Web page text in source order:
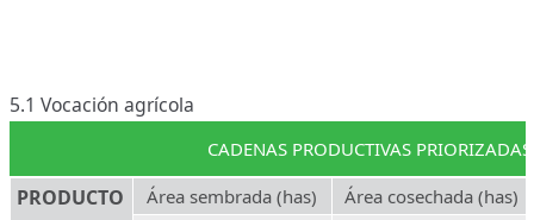
5.1 Vocación agrícola
CADENAS PRODUCTIVAS
PRODUCTO Área sembrada (has) Área cosechada (has)